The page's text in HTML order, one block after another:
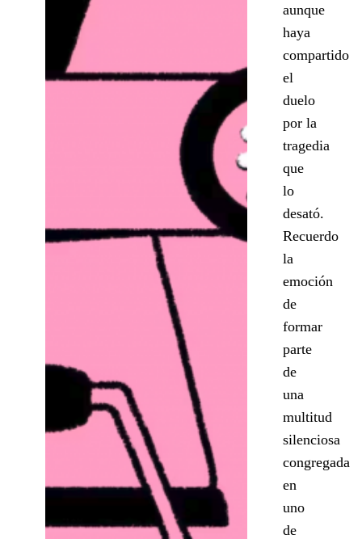
aunque
haya
compartido
el
duelo
por la
tragedia
que
lo
desató.
Recuerdo
la
emoción
de
formar
parte
de
una
multitud
silenciosa
congregada
en
uno
de